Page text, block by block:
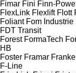
Fimar Fini Finn-
FlexLink Flexlift Flott
Foliant Fom Industrie
FDT Transit
Forest FormaTech
HB
Foster Framar Franke
F-Line